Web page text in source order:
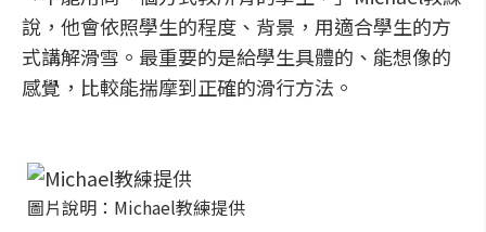
說，他會依照學生的程度、背景，用適合學生的方
式講解滑雪。最重要的是給學生具體的、能想像的
感覺，比較能揣摩到正確的滑行方法。
圖片說明：Michael教練提供